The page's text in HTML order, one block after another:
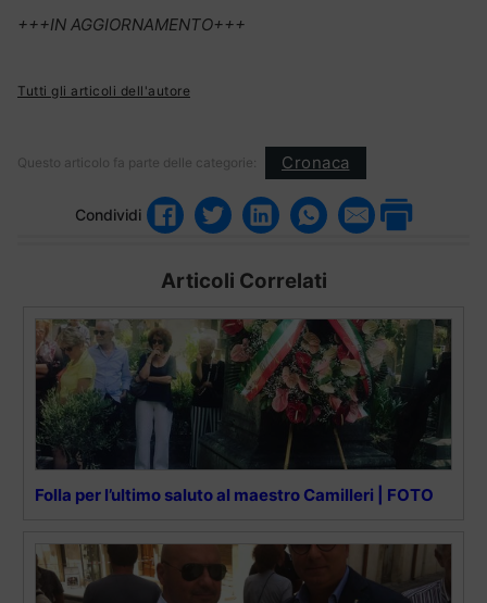
+++IN AGGIORNAMENTO+++
Tutti gli articoli dell'autore
Questo articolo fa parte delle categorie: Cronaca
Condividi
Articoli Correlati
Folla per l’ultimo saluto al maestro Camilleri | FOTO